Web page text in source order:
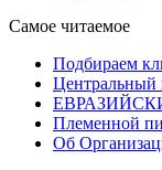
Самое читаемое
Подбираем
Центральный
Племенной
Об